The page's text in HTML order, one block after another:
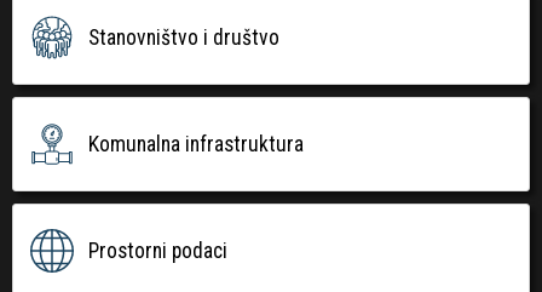
Stanovništvo i društvo
Komunalna infrastruktura
Prostorni podaci